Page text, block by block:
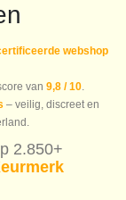
webshop
van 9,8 / 10.
– veilig, discreet en
2.850+